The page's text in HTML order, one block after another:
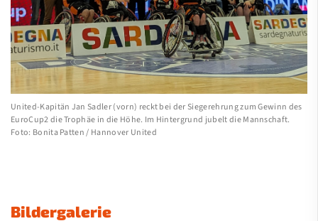
United-Kapitän Jan Sadler (vorn) reckt bei der Siegerehrung zum Gewinn des
EuroCup2 die Trophäe in die Höhe. Im Hintergrund jubelt die Mannschaft.
Foto: Bonita Patten / Hannover United
Bildergalerie
Medien
Verein
Kontakt